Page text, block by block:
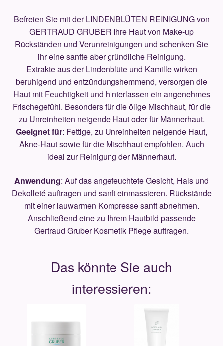
Befreien Sie mit der LINDENBLÜTEN REINIGUNG von
GERTRAUD GRUBER Ihre Haut von Make-up
Rückständen und Verunreinigungen und schenken Sie
ihr eine sanfte aber gründliche Reinigung.
Extrakte aus der Lindenblüte und Kamille wirken
beruhigend und entzündungshemmend, versorgen die
Haut mit Feuchtigkeit und hinterlassen ein angenehmes
Frischegefühl. Besonders für die ölige Mischhaut, für die
zu Unreinheiten neigende Haut oder für Männerhaut.
Geeignet für: Fettige, zu Unreinheiten neigende Haut,
Akne-Haut sowie für die Mischhaut empfohlen. Auch
ideal zur Reinigung der Männerhaut.
Anwendung: Auf das angefeuchtete Gesicht, Hals und
Dekolleté auftragen und sanft einmassieren. Rückstände
mit einer lauwarmen Kompresse sanft abnehmen.
Anschließend eine zu Ihrem Hautbild passende
Gertraud Gruber Kosmetik Pflege auftragen.